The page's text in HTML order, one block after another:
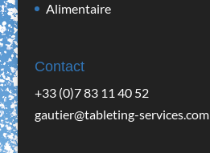
Alimentaire
Contact
+33 (0)7 83 11 40 52
gautier@tableting-services.com